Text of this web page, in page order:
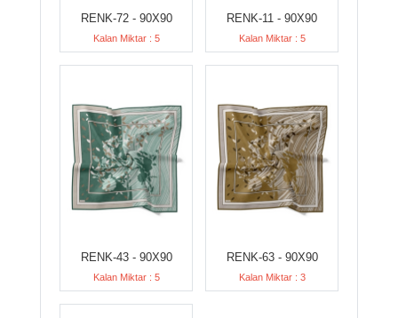
RENK-72 - 90X90
Kalan Miktar : 5
RENK-11 - 90X90
Kalan Miktar : 5
RENK-43 - 90X90
Kalan Miktar : 5
RENK-63 - 90X90
Kalan Miktar : 3